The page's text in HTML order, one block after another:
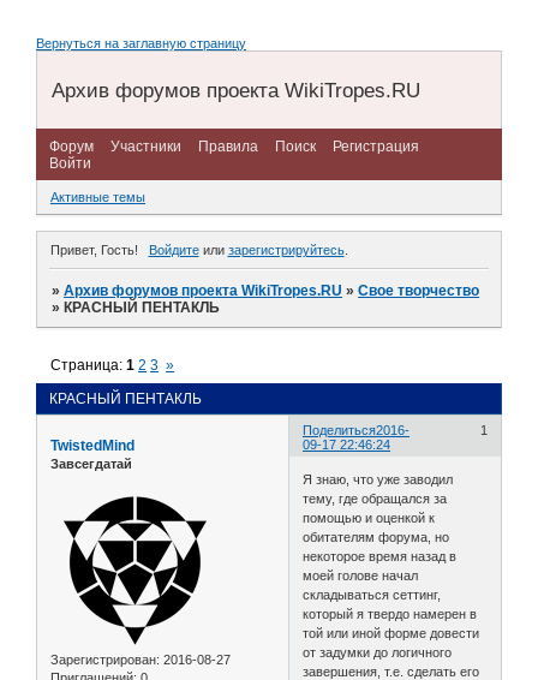
Вернуться на заглавную страницу
Архив форумов проекта WikiTropes.RU
Форум Участники Правила Поиск
Регистрация
Войти
Активные темы
Привет, Гость! Войдитеили зарегистрируйтесь.
»Архив форумов проекта WikiTropes.RU »Свое творчество
»КРАСНЫЙ ПЕНТАКЛЬ
КРАСНЫЙ ПЕНТАКЛЬ
Страница:1 2 3 »
Поделиться 1
2016-
09-17 22:46:24
TwistedMind
Завсегдатай
Зарегистрирован: 2016-08-27
Я знаю, что уже заводил
тему, где обращался за
помощью и оценкой к
обитателям форума, но
некоторое время назад в
моей голове начал
складываться сеттинг,
который я твердо намерен в
той или иной форме довести
от задумки до логичного
завершения, т.е. сделать его